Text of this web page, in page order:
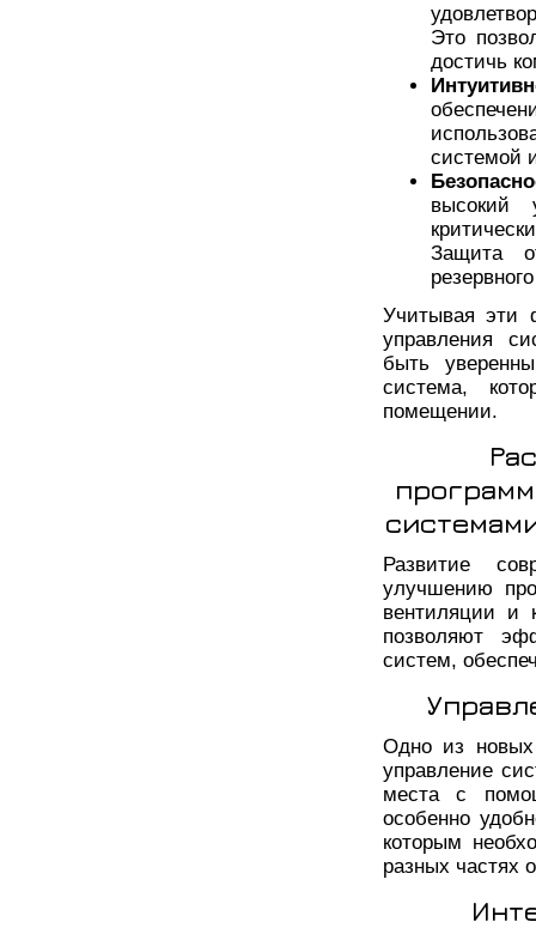
Это
достичь
системой
высокий
Защита
Учитывая эти
управления
быть
система,
помещении.
Развитие
улучшению
вентиляции и
позволяют
систем,
Одно из новых
управление
места с
особенно
которым
разных частях